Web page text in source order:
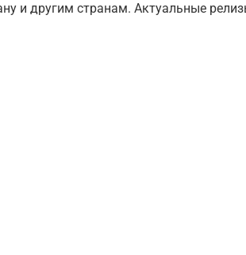
и другим странам. Актуальные